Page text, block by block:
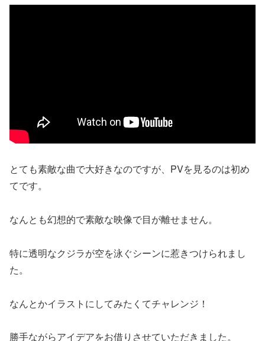
とても素敵な曲で大好きなのですが、PVを見るのは初め
てです。
なんとも幻想的で素敵な映像で目が離せません。
特に透明なクジラが空を泳ぐシーンに惹きつけられまし
た。
なんとかイラストにしてみたくてチャレンジ！
勝手ながらアイデアをお借りさせていただきました。